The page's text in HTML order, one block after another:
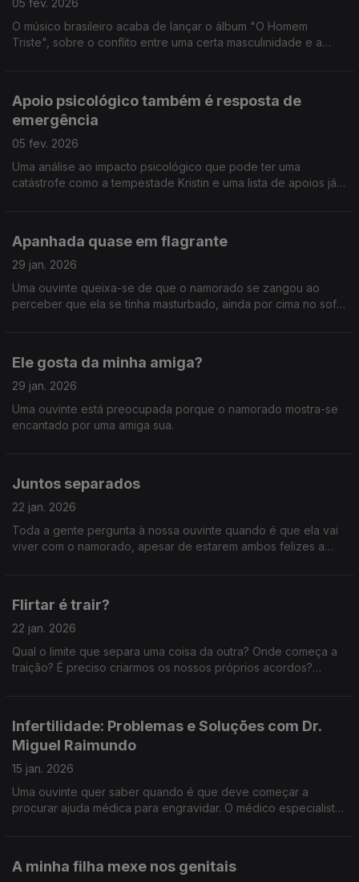
05 fev. 2026
O músico brasileiro acaba de lançar o álbum "O Homem
Triste", sobre o conflito entre uma certa masculinidade e a
Apoio psicológico também é resposta de
emergência
05 fev. 2026
Uma análise ao impacto psicológico que pode ter uma
catástrofe como a tempestade Kristin e uma lista de apoios já
Apanhada quase em flagrante
29 jan. 2026
Uma ouvinte queixa-se de que o namorado se zangou ao
perceber que ela se tinha masturbado, ainda por cima no sofá.
Ele gosta da minha amiga?
29 jan. 2026
Uma ouvinte está preocupada porque o namorado mostra-se
encantado por uma amiga sua.
Juntos separados
22 jan. 2026
Toda a gente pergunta à nossa ouvinte quando é que ela vai
viver com o namorado, apesar de estarem ambos felizes a
Flirtar é trair?
22 jan. 2026
Qual o limite que separa uma coisa da outra? Onde começa a
traição? É preciso criarmos os nossos próprios acordos?
Infertilidade: Problemas e Soluções com Dr.
Miguel Raimundo
15 jan. 2026
Uma ouvinte quer saber quando é que deve começar a
procurar ajuda médica para engravidar. O médico especialista
A minha filha mexe nos genitais